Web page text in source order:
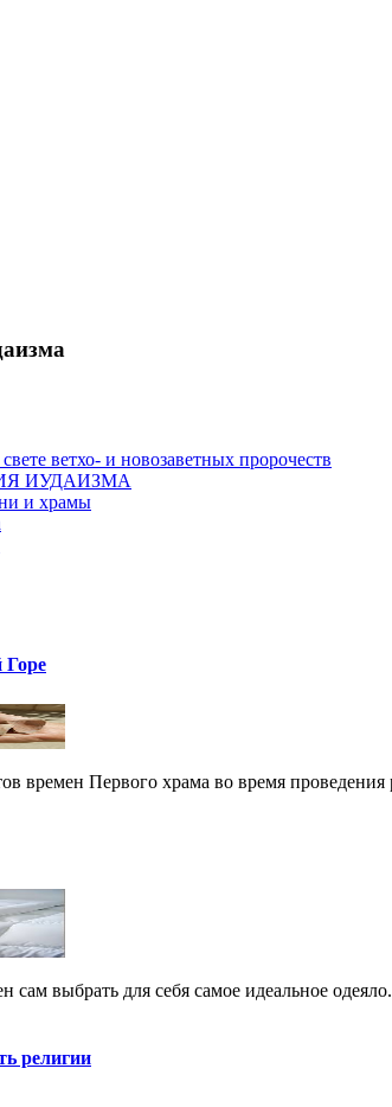
ветхо- и новозаветных пророчеств
ИУДАИЗМА
и храмы
Горе
времен Первого храма во время
сам выбрать для себя самое идеальное
религии